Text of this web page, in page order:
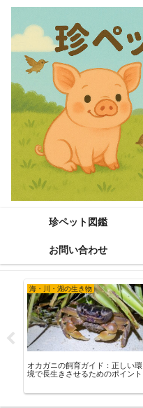
珍ペット図鑑
お問い合わせ
海・川・湖の生き物
オカガニの飼育ガイド：正しい環
境で長生きさせるためのポイント